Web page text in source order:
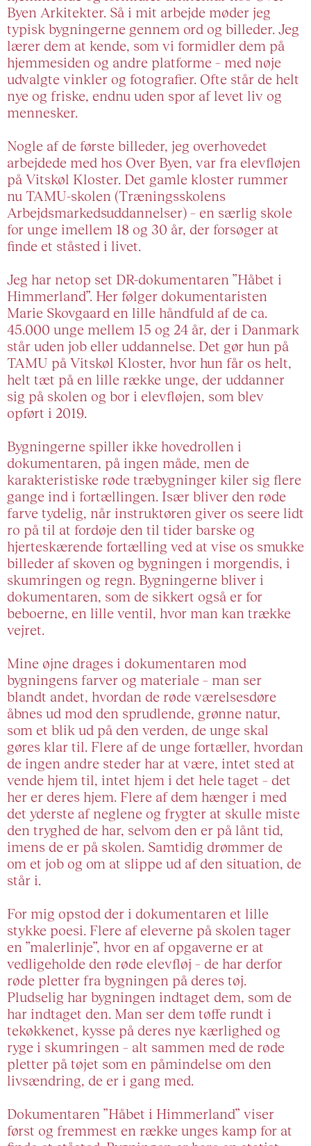
Byen Arkitekter. Så i mit arbejde møder jeg
typisk bygningerne gennem ord og billeder. Jeg
lærer dem at kende, som vi formidler dem på
hjemmesiden og andre platforme – med nøje
udvalgte vinkler og fotografier. Ofte står de helt
nye og friske, endnu uden spor af levet liv og
mennesker.
Nogle af de første billeder, jeg overhovedet
arbejdede med hos Over Byen, var fra elevfløjen
på Vitskøl Kloster. Det gamle kloster rummer
nu TAMU-skolen (Træningsskolens
Arbejdsmarkedsuddannelser) – en særlig skole
for unge imellem 18 og 30 år, der forsøger at
finde et ståsted i livet.
Jeg har netop set DR-dokumentaren ”Håbet i
Himmerland”. Her følger dokumentaristen
Marie Skovgaard en lille håndfuld af de ca.
45.000 unge mellem 15 og 24 år, der i Danmark
står uden job eller uddannelse. Det gør hun på
TAMU på Vitskøl Kloster, hvor hun får os helt,
helt tæt på en lille række unge, der uddanner
sig på skolen og bor i elevfløjen, som blev
opført i 2019.
Bygningerne spiller ikke hovedrollen i
dokumentaren, på ingen måde, men de
karakteristiske røde træbygninger kiler sig flere
gange ind i fortællingen. Især bliver den røde
farve tydelig, når instruktøren giver os seere lidt
ro på til at fordøje den til tider barske og
hjerteskærende fortælling ved at vise os smukke
billeder af skoven og bygningen i morgendis, i
skumringen og regn. Bygningerne bliver i
dokumentaren, som de sikkert også er for
beboerne, en lille ventil, hvor man kan trække
vejret.
Mine øjne drages i dokumentaren mod
bygningens farver og materiale – man ser
blandt andet, hvordan de røde værelsesdøre
åbnes ud mod den sprudlende, grønne natur,
som et blik ud på den verden, de unge skal
gøres klar til. Flere af de unge fortæller, hvordan
de ingen andre steder har at være, intet sted at
vende hjem til, intet hjem i det hele taget – det
her er deres hjem. Flere af dem hænger i med
det yderste af neglene og frygter at skulle miste
den tryghed de har, selvom den er på lånt tid,
imens de er på skolen. Samtidig drømmer de
om et job og om at slippe ud af den situation, de
står i.
For mig opstod der i dokumentaren et lille
stykke poesi. Flere af eleverne på skolen tager
en ”malerlinje”, hvor en af opgaverne er at
vedligeholde den røde elevfløj – de har derfor
røde pletter fra bygningen på deres tøj.
Pludselig har bygningen indtaget dem, som de
har indtaget den. Man ser dem tøffe rundt i
tekøkkenet, kysse på deres nye kærlighed og
ryge i skumringen – alt sammen med de røde
pletter på tøjet som en påmindelse om den
livsændring, de er i gang med.
Dokumentaren ”Håbet i Himmerland” viser
først og fremmest en række unges kamp for at